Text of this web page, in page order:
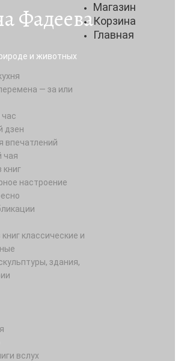
Фадеева
и животных
Магазин
Корзина
Главная
— за или
дзен
впечатлений
чая
книг
настроение
классические и
здания,
вслух